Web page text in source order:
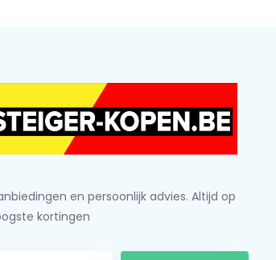
en persoonlijk advies. Altijd op
kortingen